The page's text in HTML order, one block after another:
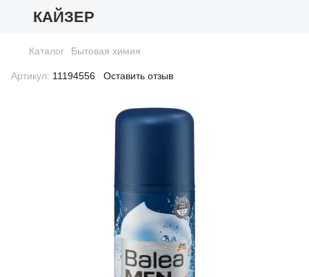
КАЙЗЕР
Каталог Бытовая химия
Артикул: 11194556 Оставить отзыв